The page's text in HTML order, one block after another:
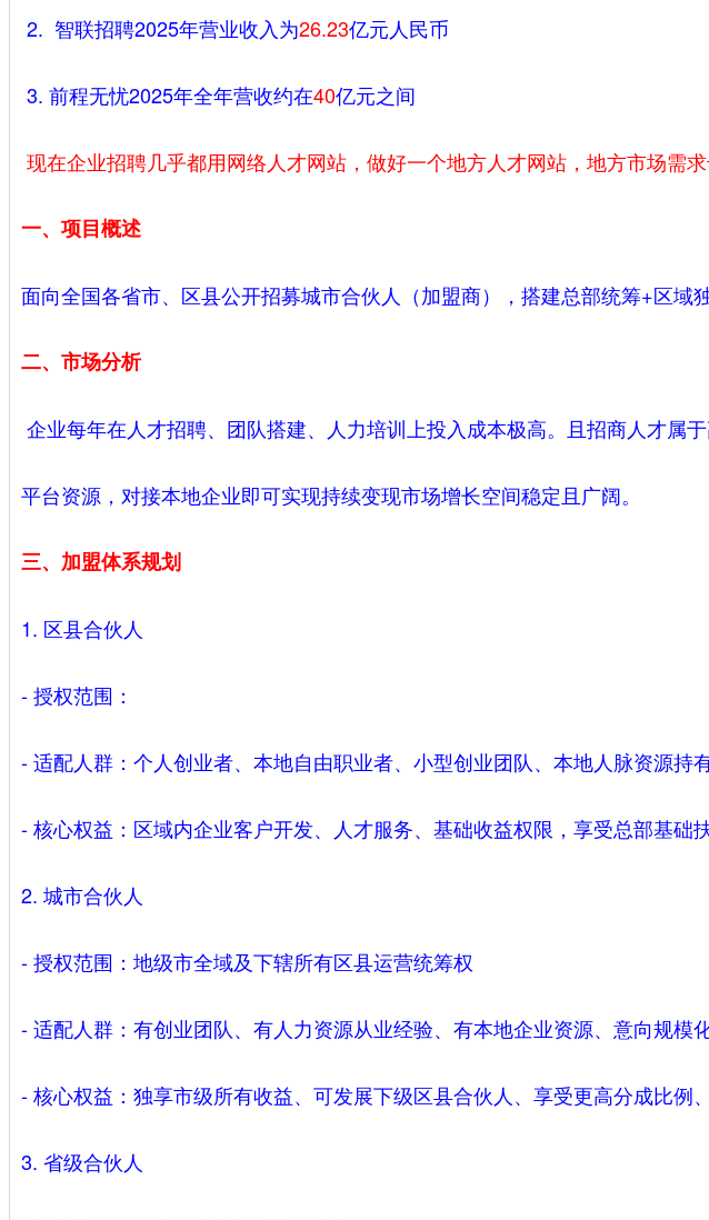
2. 智联招聘2025年营业收入为‌26.23亿元人民币‌
3. ‌前程无忧2025年全年营收约在40亿元之间
现在企业招聘几乎都用网络人才网站，做好一个地方人才网站，地方市场需求
一、项目概述
面向全国各省市、区县公开招募城市合伙人（加盟商），搭建总部统筹+区域
二、市场分析
企业每年在人才招聘、团队搭建、人力培训上投入成本极高。且招商人才属
平台资源，对接本地企业即可实现持续变现市场增长空间稳定且广阔。
三、加盟体系规划
1. 区县合伙人
- 授权范围：
- 适配人群：个人创业者、本地自由职业者、小型创业团队、本地人脉资源持
- 核心权益：区域内企业客户开发、人才服务、基础收益权限，享受总部基础
2. 城市合伙人
- 授权范围：地级市全域及下辖所有区县运营统筹权
- 适配人群：有创业团队、有人力资源从业经验、有本地企业资源、意向规模
- 核心权益：独享市级所有收益、可发展下级区县合伙人、享受更高分成比例
3. 省级合伙人